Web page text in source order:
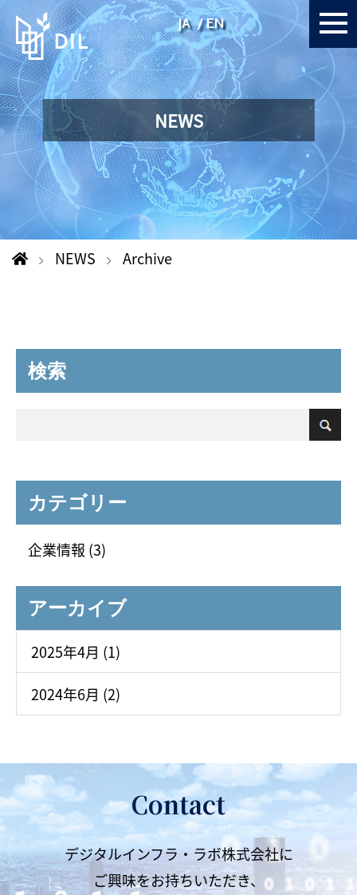
JA EN
NEWS
NEWS Archive
検索
カテゴリー
企業情報 (3)
アーカイブ
2025年4月 (1)
2024年6月 (2)
Contact
デジタルインフラ・ラボ株式会社に
ご興味をお持ちいただき、